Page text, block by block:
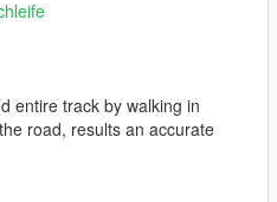
entire track by walking in
road, results an accurate